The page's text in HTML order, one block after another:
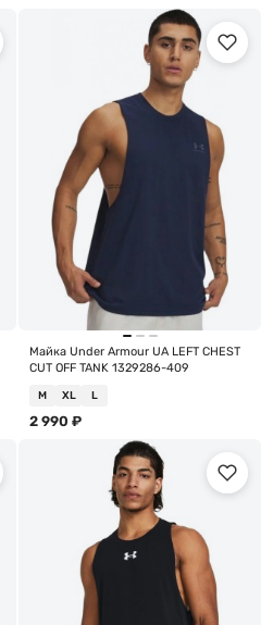
Майка Under Armour UA LEFT CHEST
CUT OFF TANK 1329286-409
M XL L
2 990 ₽